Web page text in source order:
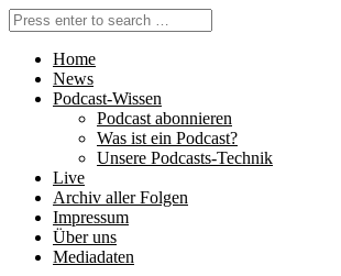
Home
News
Podcast-Wissen
Podcast abonnieren
Was ist ein Podcast?
Unsere Podcasts-Technik
Live
Archiv aller Folgen
Impressum
Über uns
Mediadaten